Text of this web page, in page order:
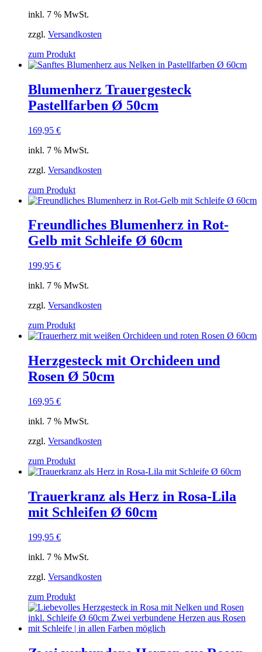
inkl. 7 % MwSt.
zzgl. Versandkosten
zum Produkt
Blumenherz Trauergesteck
Pastellfarben Ø 50cm
169,95 €
inkl. 7 % MwSt.
zzgl. Versandkosten
zum Produkt
Freundliches Blumenherz in Rot-
Gelb mit Schleife Ø 60cm
199,95 €
inkl. 7 % MwSt.
zzgl. Versandkosten
zum Produkt
Herzgesteck mit Orchideen und
Rosen Ø 50cm
169,95 €
inkl. 7 % MwSt.
zzgl. Versandkosten
zum Produkt
Trauerkranz als Herz in Rosa-Lila
mit Schleifen Ø 60cm
199,95 €
inkl. 7 % MwSt.
zzgl. Versandkosten
zum Produkt